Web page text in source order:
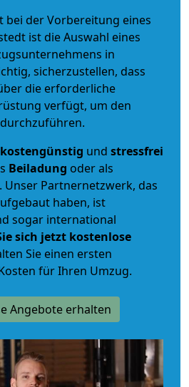
bei der Vorbereitung eines
ist die Auswahl eines
in
sicherzustellen, dass
die erforderliche
verfügt, um den
kostengünstig und stressfrei
Beiladung oder als
. Unser Partnernetzwerk, das
haben, ist
sogar international
sich jetzt kostenlose
Sie einen ersten
für Ihren Umzug.
Angebote erhalten